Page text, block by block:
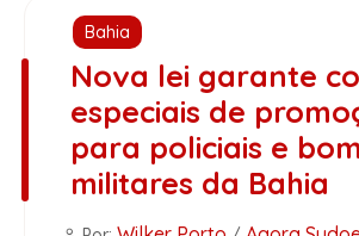
Bahia
Nova lei garante
especiais de
para policiais e
militares da Bahia